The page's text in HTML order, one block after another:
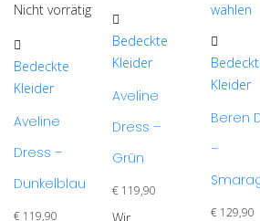
Nicht vorrätig
Dieses
Produkt
weist
Varianten
auf.
Die
Bedeckte
Kleider
Aveline
Dress –
Dunkelblau
€ 119,90
Varianten
auf.
Optionen
können
Bedeckte
Kleider
Aveline
Dress –
Grün
€ 119,90
wählen
können
Kleider
Beren
–
€ 129,90